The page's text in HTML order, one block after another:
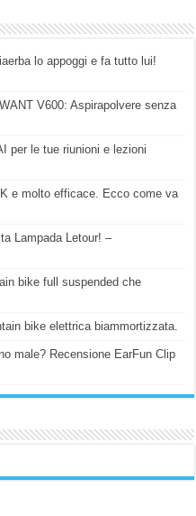
lo appoggi e fa tutto lui!
V600: Aspirapolvere senza
per le tue riunioni e lezioni
e molto efficace. Ecco come va
Lampada Letour! –
bike full suspended che
bike elettrica biammortizzata.
male? Recensione EarFun Clip